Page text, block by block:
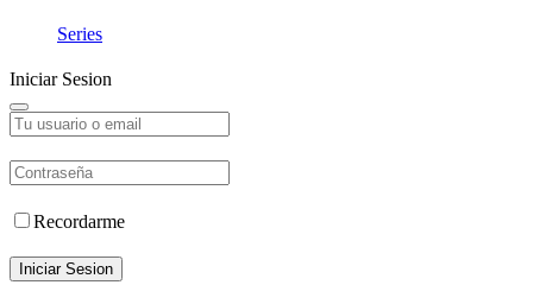
Series
Iniciar Sesion
Recordarme
Iniciar Sesion